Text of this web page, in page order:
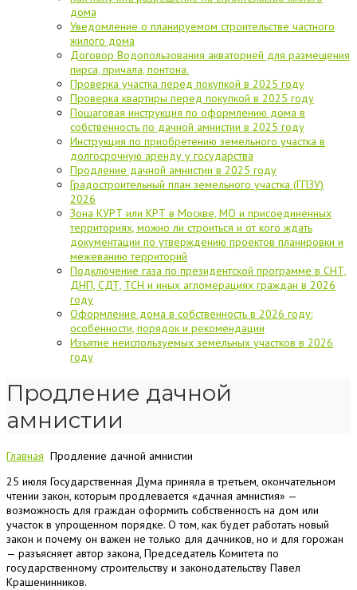
дома
Уведомление о планируемом строительстве частного
жилого дома
Договор Водопользования акваторией для размещения
пирса, причала, понтона.
Проверка участка перед покупкой в 2025 году
Проверка квартиры перед покупкой в 2025 году
Пошаговая инструкция по оформлению дома в
собственность по дачной амнистии в 2025 году
Инструкция по приобретению земельного участка в
долгосрочную аренду у государства
Продление дачной амнистии в 2025 году
Градостроительный план земельного участка (ГПЗУ)
2026
Зона КУРТ или КРТ в Москве, МО и присоединенных
территориях, можно ли строиться и от кого ждать
документации по утверждению проектов планировки и
межеванию территорий
Подключение газа по президентской программе в СНТ,
ДНП, СДТ, ТСН и иных агломерациях граждан в 2026
году
Оформление дома в собственность в 2026 году:
особенности, порядок и рекомендации
Изъятие неиспользуемых земельных участков в 2026
году
Продление дачной
амнистии
Главная Продление дачной амнистии
25 июля Государственная Дума приняла в третьем, окончательном
чтении закон, которым продлевается «дачная амнистия» —
возможность для граждан оформить собственность на дом или
участок в упрощенном порядке. О том, как будет работать новый
закон и почему он важен не только для дачников, но и для горожан
— разъясняет автор закона, Председатель Комитета по
государственному строительству и законодательству Павел
Крашенинников.